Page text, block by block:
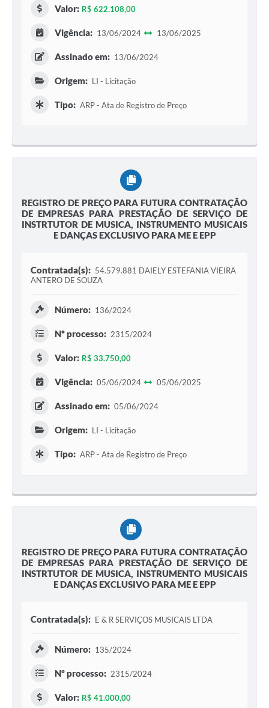
Valor: R$ 622.108,00
Vigência: 13/06/2024 13/06/2025
Assinado em: 13/06/2024
Origem: LI - Licitação
Tipo: ARP - Ata de Registro de Preço
REGISTRO DE PREÇO PARA FUTURA CONTRATAÇÃO
DE EMPRESAS PARA PRESTAÇÃO DE SERVIÇO DE
INSTRTUTOR DE MUSICA, INSTRUMENTO MUSICAIS
E DANÇAS EXCLUSIVO PARA ME E EPP
Contratada(s): 54.579.881 DAIELY ESTEFANIA VIEIRA
ANTERO DE SOUZA
Número: 136/2024
Nº processo: 2315/2024
Valor: R$ 33.750,00
Vigência: 05/06/2024 05/06/2025
Assinado em: 05/06/2024
Origem: LI - Licitação
Tipo: ARP - Ata de Registro de Preço
REGISTRO DE PREÇO PARA FUTURA CONTRATAÇÃO
DE EMPRESAS PARA PRESTAÇÃO DE SERVIÇO DE
INSTRTUTOR DE MUSICA, INSTRUMENTO MUSICAIS
E DANÇAS EXCLUSIVO PARA ME E EPP
Contratada(s): E & R SERVIÇOS MUSICAIS LTDA
Número: 135/2024
Nº processo: 2315/2024
Valor: R$ 41.000,00